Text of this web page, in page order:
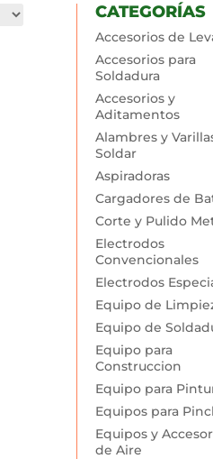
CATEGORÍAS
Accesorios de
Accesorios para
Soldadura
Accesorios y
Aditamentos
Alambres y
Soldar
Aspiradoras
Cargadores de
Corte y Pulido
Electrodos
Convencionales
Electrodos
Equipo de
Equipo de
Equipo para
Construccion
Equipo para
Equipos para
Equipos y
de Aire